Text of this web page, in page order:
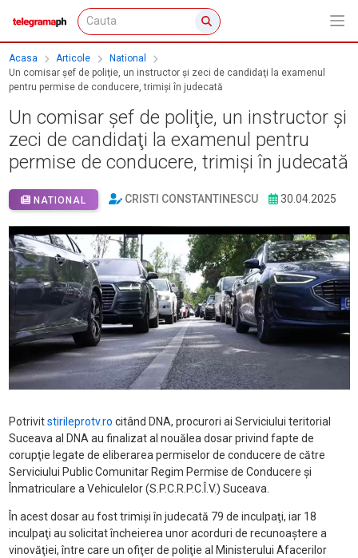
Acasa Articole
National
Un comisar şef de poliţie, un instructor şi zeci de candidaţi la examenul
pentru permise de conducere, trimişi în judecată
Un comisar şef de poliţie, un instructor şi
zeci de candidaţi la examenul pentru
permise de conducere, trimişi în judecată
NATIONAL CRISTI CONSTANTINESCU 30.04.2025
Potrivitstirileprotv.ro citând DNA, procurori ai Serviciului teritorial
Suceava al DNA au finalizat al nouălea dosar privind fapte de
corupţie legate de eliberarea permiselor de conducere de către
Serviciului Public Comunitar Regim Permise de Conducere şi
Înmatriculare a Vehiculelor (S.P.C.R.P.C.Î.V.) Suceava.
În acest dosar au fost trimişi în judecată 79 de inculpaţi, iar 18
inculpaţi au solicitat încheierea unor acorduri de recunoaştere a
vinovăţiei, între care un ofiţer de poliţie al Ministerului Afacerilor